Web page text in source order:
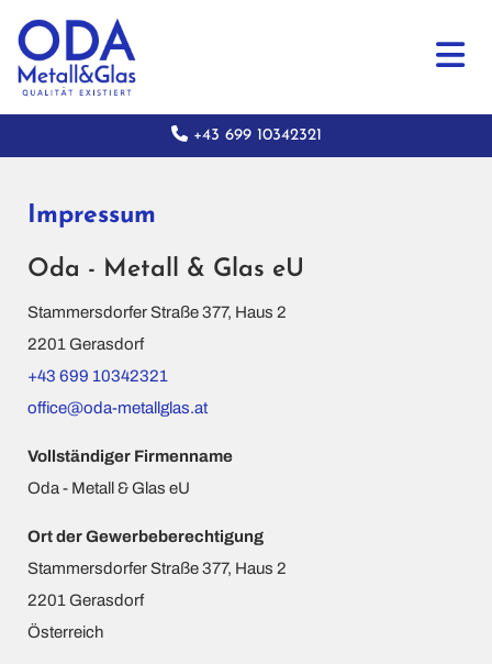
 +43 699 10342321
Impressum
Oda - Metall & Glas eU
Stammersdorfer Straße 377, Haus 2
2201 Gerasdorf
+43 699 10342321
office@oda-metallglas.at
Vollständiger Firmenname
Oda - Metall & Glas eU
Ort der Gewerbeberechtigung
Stammersdorfer Straße 377, Haus 2
2201 Gerasdorf
Österreich